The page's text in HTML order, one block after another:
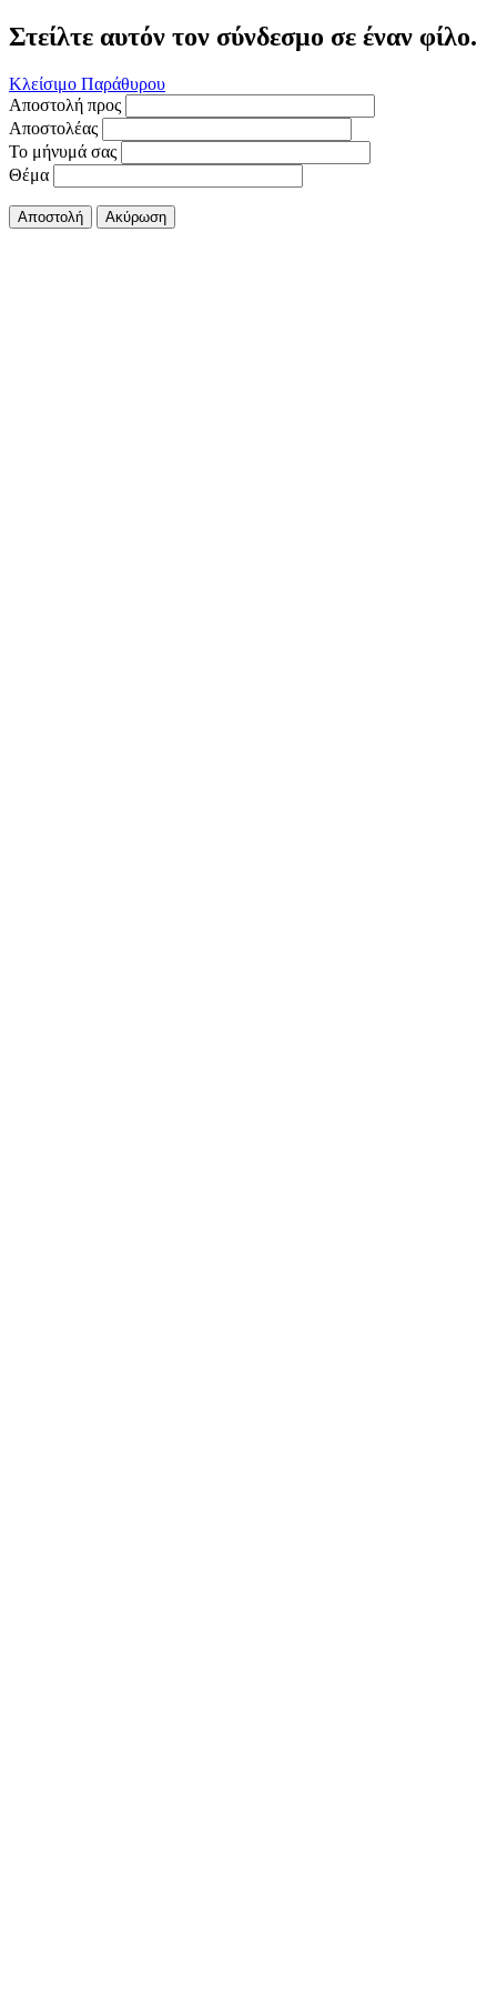
Στείλτε αυτόν τον σύνδεσμο σε έναν φίλο.
Κλείσιμο Παράθυρου
Αποστολή προς
Αποστολέας
Το μήνυμά σας
Θέμα
Αποστολή Ακύρωση